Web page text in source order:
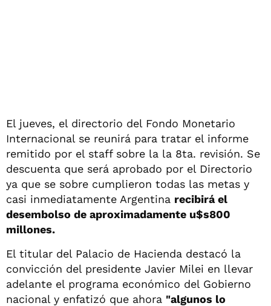
El jueves, el directorio del Fondo Monetario
Internacional se reunirá para tratar el informe
remitido por el staff sobre la la 8ta. revisión. Se
descuenta que será aprobado por el Directorio
ya que se sobre cumplieron todas las metas y
casi inmediatamente Argentina recibirá el
desembolso de aproximadamente u$s800
millones.
El titular del Palacio de Hacienda destacó la
convicción del presidente Javier Milei en llevar
adelante el programa económico del Gobierno
nacional y enfatizó que ahora "algunos lo